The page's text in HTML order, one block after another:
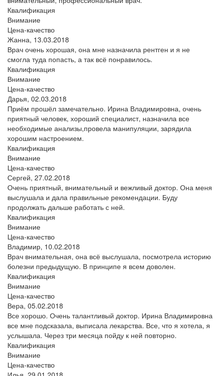
Квалификация
Внимание
Цена-качество
Жанна, 13.03.2018
Врач очень хорошая, она мне назначила рентген и я не
смогла туда попасть, а так всё понравилось.
Квалификация
Внимание
Цена-качество
Дарья, 02.03.2018
Приём прошёл замечательно. Ирина Владимировна, очень
приятный человек, хороший специалист, назначила все
необходимые анализы,провела манипуляции, зарядила
хорошим настроением.
Квалификация
Внимание
Цена-качество
Сергей, 27.02.2018
Очень приятный, внимательный и вежливый доктор. Она меня
выслушала и дала правильные рекомендации. Буду
продолжать дальше работать с ней.
Квалификация
Внимание
Цена-качество
Владимир, 10.02.2018
Врач внимательная, она всё выслушала, посмотрела историю
болезни предыдущую. В принципе я всем доволен.
Квалификация
Внимание
Цена-качество
Вера, 05.02.2018
Все хорошо. Очень талантливый доктор. Ирина Владимировна
все мне подсказала, выписала лекарства. Все, что я хотела, я
услышала. Через три месяца пойду к ней повторно.
Квалификация
Внимание
Цена-качество